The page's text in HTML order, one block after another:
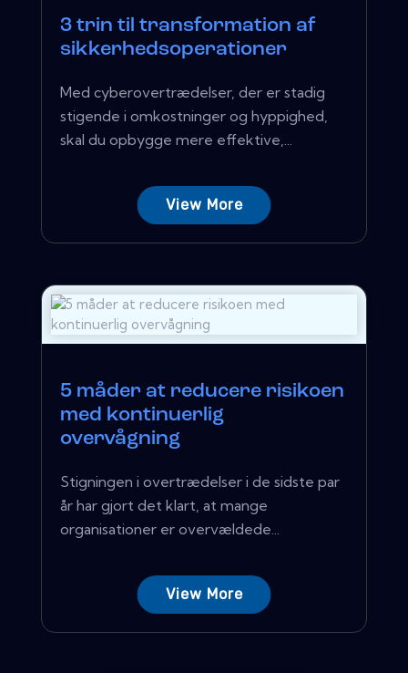
3 trin til transformation af
sikkerhedsoperationer
Med cyberovertrædelser, der er stadig
stigende i omkostninger og hyppighed,
skal du opbygge mere effektive,...
View More
5 måder at reducere risikoen
med kontinuerlig
overvågning
Stigningen i overtrædelser i de sidste par
år har gjort det klart, at mange
organisationer er overvældede...
View More